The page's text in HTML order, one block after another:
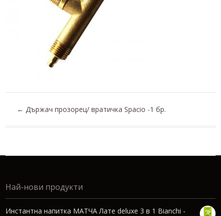
← Държач прозорец/ вратичка Spacio -1 бр.
Най-нови продукти
Инстантна напитка МАТЧА Лате deluxe 3 в 1 Bianchi -